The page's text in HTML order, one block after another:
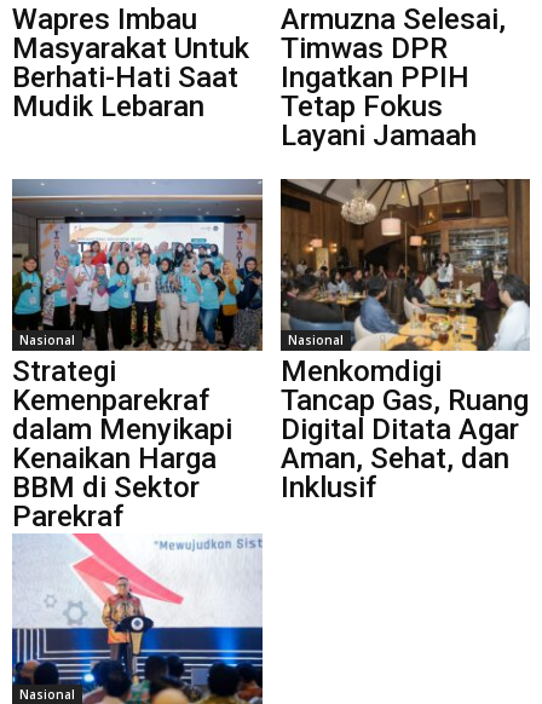
Wapres Imbau
Masyarakat Untuk
Berhati-Hati Saat
Mudik Lebaran
Armuzna Selesai,
Timwas DPR
Ingatkan PPIH
Tetap Fokus
Layani Jamaah
Nasional
Strategi
Kemenparekraf
dalam Menyikapi
Kenaikan Harga
BBM di Sektor
Parekraf
Nasional
Menkomdigi
Tancap Gas, Ruang
Digital Ditata Agar
Aman, Sehat, dan
Inklusif
Nasional